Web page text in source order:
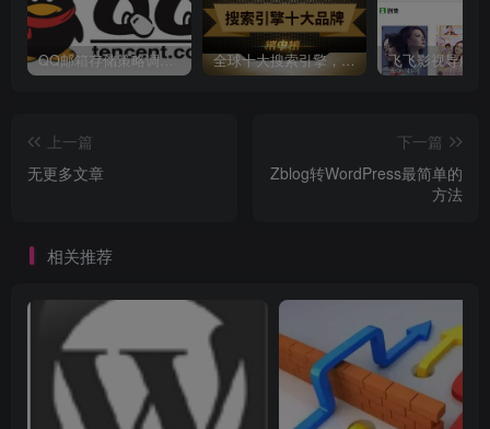
QQ邮箱存储策略调整：最大免费容量16G 全球十大搜索引擎，百度仅排第三
上一篇
无更多文章
下一篇
Zblog转WordPress最简单的
方法
相关推荐